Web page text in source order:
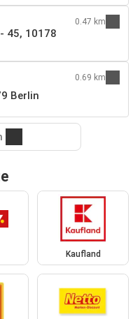
45, 10178
0.47 km
Berlin
0.69 km
Kaufland